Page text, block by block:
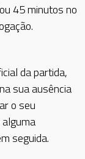
45 minutos no
da partida,
sua ausência
o seu
seguida.